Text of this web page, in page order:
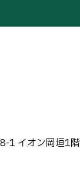
1 イオン岡垣1階